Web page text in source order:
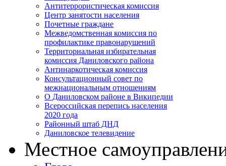
Антитеррористическая комиссия
Центр занятости населения
Почетные граждане
Межведомственная комиссия по
профилактике правонарушений
Территориальная избирательная
комиссия Даниловского района
Антинаркотическая комиссия
Консультационный совет по
межнациональным отношениям
О Даниловском районе в Википедии
Всероссийская перепись населения
2020 года
Районный штаб ДНД
Даниловское телевидение
Местное